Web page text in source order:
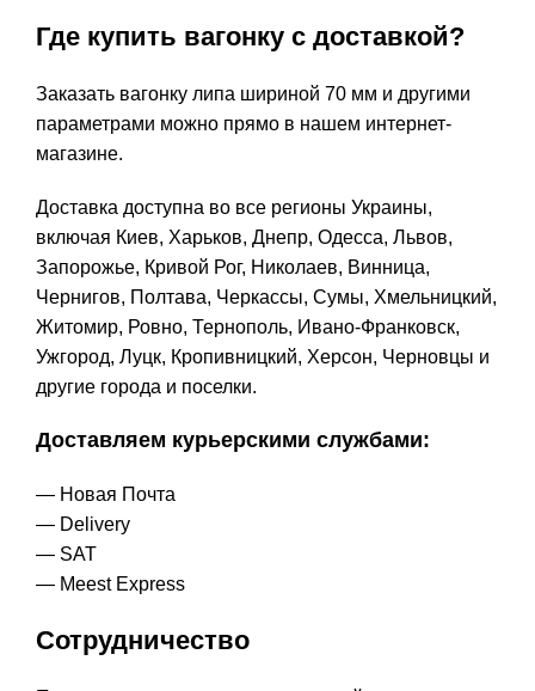
Где купить вагонку с доставкой?
Заказать вагонку липа шириной 70 мм и другими
параметрами можно прямо в нашем интернет-
магазине.
Доставка доступна во все регионы Украины,
включая Киев, Харьков, Днепр, Одесса, Львов,
Запорожье, Кривой Рог, Николаев, Винница,
Чернигов, Полтава, Черкассы, Сумы, Хмельницкий,
Житомир, Ровно, Тернополь, Ивано-Франковск,
Ужгород, Луцк, Кропивницкий, Херсон, Черновцы и
другие города и поселки.
Доставляем курьерскими службами:
— Новая Почта
— Delivery
— SAT
— Meest Express
Сотрудничество